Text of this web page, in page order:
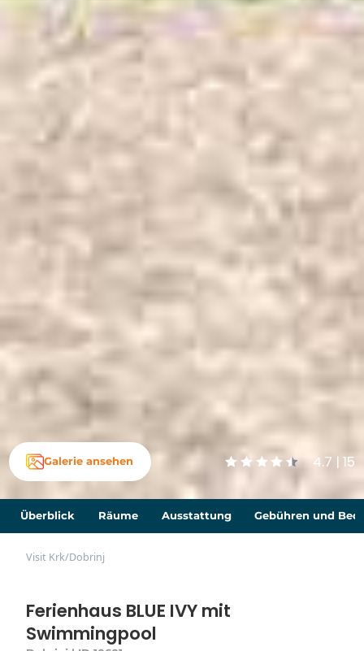
Galerie ansehen 4.7 | 15
Überblick Räume Ausstattung Gebühren und
Visit Krk/Dobrinj
Ferienhaus BLUE IVY mit
Swimmingpool